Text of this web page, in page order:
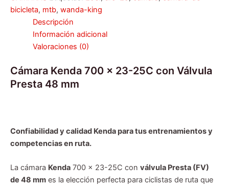
bicicleta, mtb, wanda-king
Descripción
Información adicional
Valoraciones (0)
Cámara Kenda 700 x 23-25C con Válvula
Presta 48 mm
Confiabilidad y calidad Kenda para tus entrenamientos y
competencias en ruta.
La cámara Kenda 700 x 23-25C con válvula Presta (FV)
de 48 mm es la elección perfecta para ciclistas de ruta que